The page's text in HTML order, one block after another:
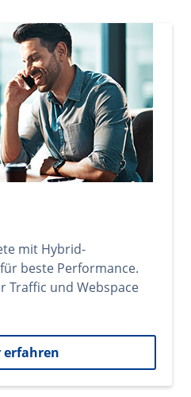
mit Hybrid-
beste Performance.
Traffic und Webspace
erfahren